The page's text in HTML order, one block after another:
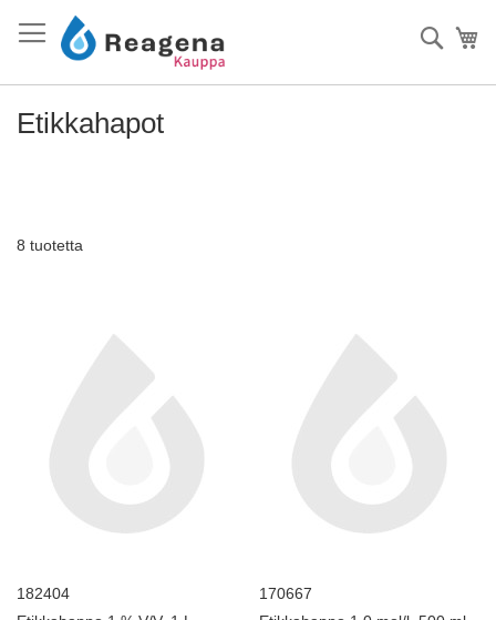
to
Content
Haku
Etikkahapot
8 tuotetta
182404
170667